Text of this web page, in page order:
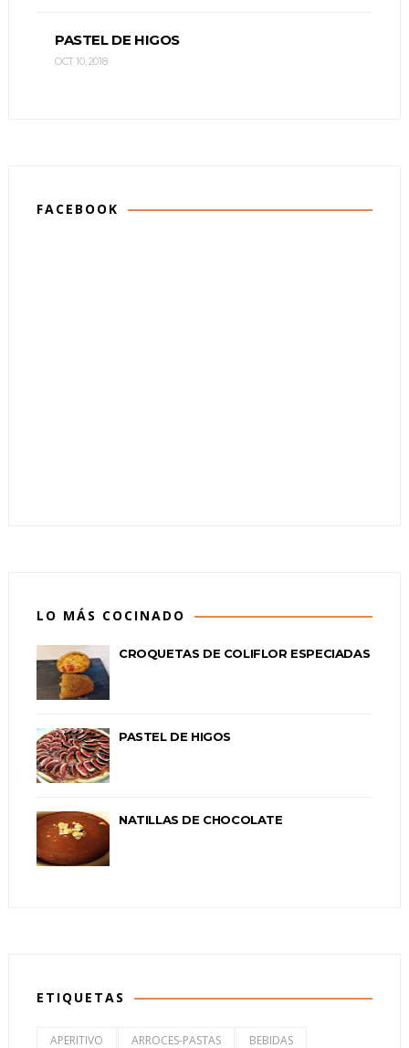
PASTEL DE HIGOS
OCT 10, 2018
FACEBOOK
LO MÁS COCINADO
CROQUETAS DE COLIFLOR ESPECIADAS
PASTEL DE HIGOS
NATILLAS DE CHOCOLATE
ETIQUETAS
APERITIVO ARROCES-PASTAS
BEBIDAS